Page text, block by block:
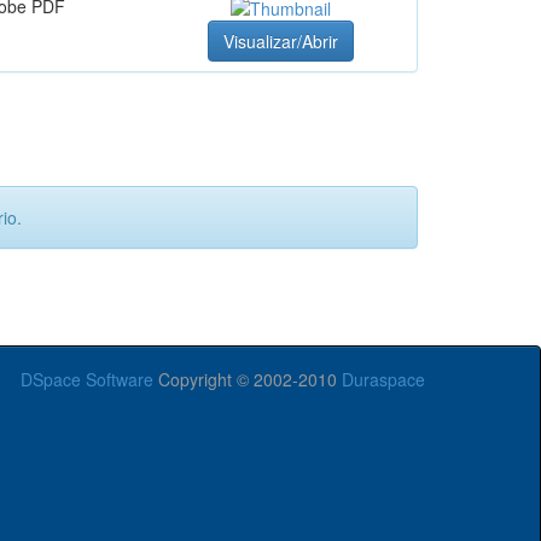
PDF
Visualizar/Abrir
DSpace Software Copyright © 2002-2010 Duraspace